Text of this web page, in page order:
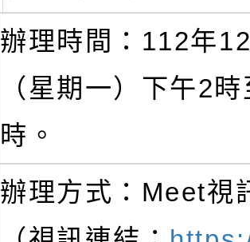
辦理時間：112年
（星期一）下午2
時。
辦理方式：Meet視